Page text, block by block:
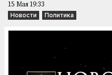
15 Мая 19:33
Новости Политика